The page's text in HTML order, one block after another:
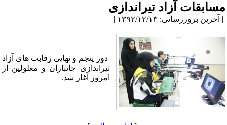
مسابقات آزاد تیراندازی
| آخرین بروزرسانی: ۱۳۹۲/۱۲/۱۳ |
دور پنجم و نهایی رقابت های آزاد
تیراندازی جانبازان و معلولین از
امروز آغاز شد.‌